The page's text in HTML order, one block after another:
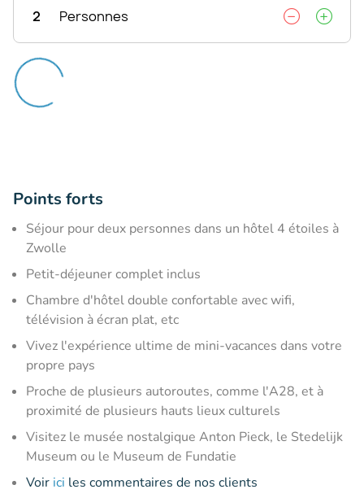
2 Personnes
Points forts
Séjour pour deux personnes dans un hôtel 4 étoiles à
Zwolle
Petit-déjeuner complet inclus
Chambre d'hôtel double confortable avec wifi,
télévision à écran plat, etc
Vivez l'expérience ultime de mini-vacances dans votre
propre pays
Proche de plusieurs autoroutes, comme l'A28, et à
proximité de plusieurs hauts lieux culturels
Visitez le musée nostalgique Anton Pieck, le Stedelijk
Museum ou le Museum de Fundatie
Voir ici les commentaires de nos clients